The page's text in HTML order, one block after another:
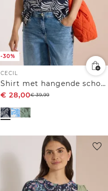
-30%
CECIL
Shirt met hangende schouder en print
€ 28,00€39,99